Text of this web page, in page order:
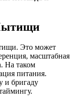
Это может
масштабная
На таком
питания.
и бригаду